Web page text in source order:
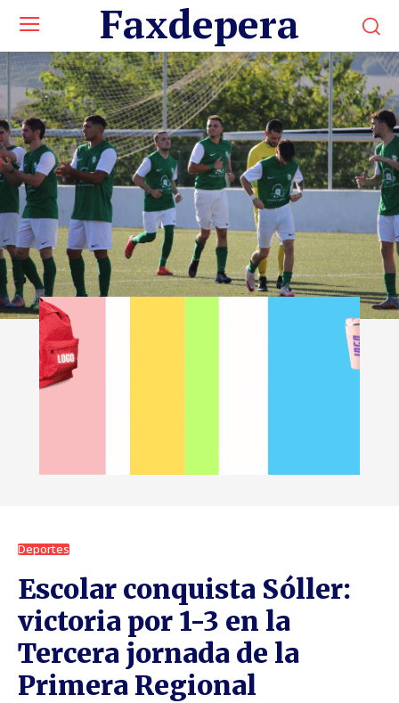
Faxdepera
Deportes
Escolar conquista Sóller:
victoria por 1-3 en la
Tercera jornada de la
Primera Regional